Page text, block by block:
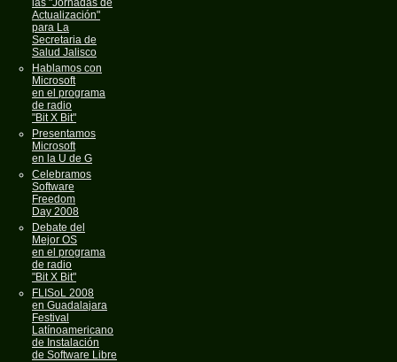
las "Jornadas de
Actualización"
para La
Secretaria de
Salud Jalisco
Hablamos con
Microsoft
en el programa
de radio
"Bit X Bit"
Presentamos
Microsoft
en la U de G
Celebramos
Software
Freedom
Day 2008
Debate del
Mejor OS
en el programa
de radio
"Bit X Bit"
FLISoL 2008
en Guadalajara
Festival
Latínoamericano
de Instalación
de Software Libre